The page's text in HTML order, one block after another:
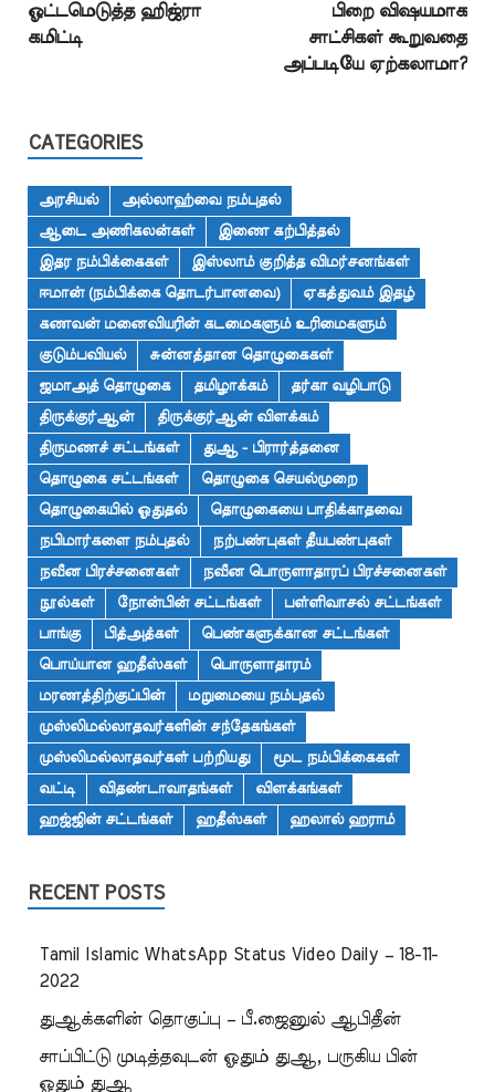
ஓட்டமெடுத்த ஹிஜ்ரா
கமிட்டி
பிறை விஷயமாக
சாட்சிகள் கூறுவதை
அப்படியே ஏற்கலாமா?
CATEGORIES
அரசியல்
அல்லாஹ்வை நம்புதல்
ஆடை அணிகலன்கள்
இணை கற்பித்தல்
இதர நம்பிக்கைகள்
இஸ்லாம் குறித்த விமர்சனங்கள்
ஈமான் (நம்பிக்கை தொடர்பானவை)
ஏகத்துவம் இதழ்
கணவன் மனைவியரின் கடமைகளும் உரிமைகளும்
குடும்பவியல்
சுன்னத்தான தொழுகைகள்
ஜமாஅத் தொழுகை
தமிழாக்கம்
தர்கா வழிபாடு
திருக்குர்ஆன்
திருக்குர்ஆன் விளக்கம்
திருமணச் சட்டங்கள்
துஆ - பிரார்த்தனை
தொழுகை சட்டங்கள்
தொழுகை செயல்முறை
தொழுகையில் ஓதுதல்
தொழுகையை பாதிக்காதவை
நபிமார்களை நம்புதல்
நற்பண்புகள் தீயபண்புகள்
நவீன பிரச்சனைகள்
நவீன பொருளாதாரப் பிரச்சனைகள்
நூல்கள்
நோன்பின் சட்டங்கள்
பள்ளிவாசல் சட்டங்கள்
பாங்கு
பித்அத்கள்
பெண்களுக்கான சட்டங்கள்
பொய்யான ஹதீஸ்கள்
பொருளாதாரம்
மரணத்திற்குப்பின்
மறுமையை நம்புதல்
முஸ்லிமல்லாதவர்களின் சந்தேகங்கள்
முஸ்லிமல்லாதவர்கள் பற்றியது
மூட நம்பிக்கைகள்
வட்டி
விதண்டாவாதங்கள்
விளக்கங்கள்
ஹஜ்ஜின் சட்டங்கள்
ஹதீஸ்கள் ஹலால் ஹராம்
RECENT POSTS
Tamil Islamic WhatsApp Status Video Daily – 18-11-
2022
துஆக்களின் தொகுப்பு – பீ.ஜைனுல் ஆபிதீன்
சாப்பிட்டு முடித்தவுடன் ஓதும் துஆ, பருகிய பின்
ஓதும் துஆ